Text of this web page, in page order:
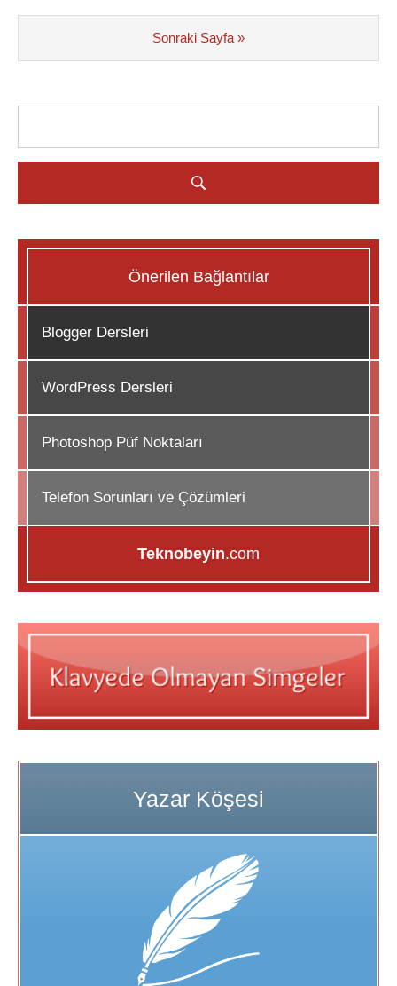
Sonraki Sayfa »
Önerilen Bağlantılar
Blogger Dersleri
WordPress Dersleri
Photoshop Püf Noktaları
Telefon Sorunları ve Çözümleri
Teknobeyin.com